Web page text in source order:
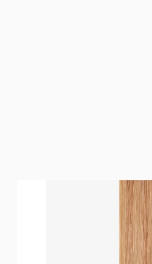
Die hairtalk Plus Tapes